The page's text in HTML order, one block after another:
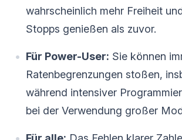
wahrscheinlich mehr Freiheit
Stopps genießen als zuvor.
Für Power-User: Sie können
Ratenbegrenzungen stoßen,
während intensiver
bei der Verwendung großer